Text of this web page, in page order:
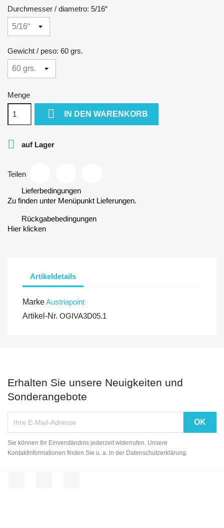
Durchmesser / diametro: 5/16“
Gewicht / peso: 60 grs.
Menge
 IN DEN WARENKORB
 auf Lager
Teilen
Lieferbedingungen
Zu finden unter Menüpunkt Lieferungen.
Rückgabebedingungen
Hier klicken
Artikeldetails
MarkeAustriapoint
Artikel-Nr. OGIVA3D05.1
Erhalten Sie unsere Neuigkeiten und
Sonderangebote
Sie können Ihr Einverständnis jederzeit widerrufen. Unsere
Kontaktinformationen finden Sie u. a. in der Datenschutzerklärung.